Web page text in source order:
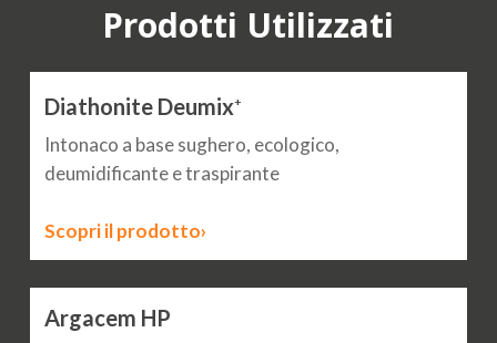
Prodotti Utilizzati
Diathonite Deumix+
Intonaco a base sughero, ecologico,
deumidificante e traspirante
Scopri il prodotto›
Argacem HP